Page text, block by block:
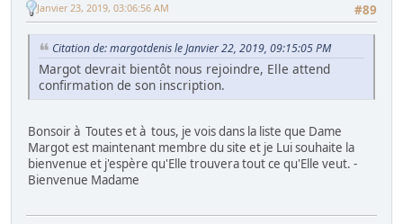
#89
Janvier 23, 2019, 03:06:56 AM
Citation de: margotdenis le Janvier 22, 2019, 09:15:05 PM
Margot devrait bientôt nous rejoindre, Elle attend
confirmation de son inscription.
Bonsoir à Toutes et à tous, je vois dans la liste que Dame
Margot est maintenant membre du site et je Lui souhaite la
bienvenue et j'espère qu'Elle trouvera tout ce qu'Elle veut. -
Bienvenue Madame